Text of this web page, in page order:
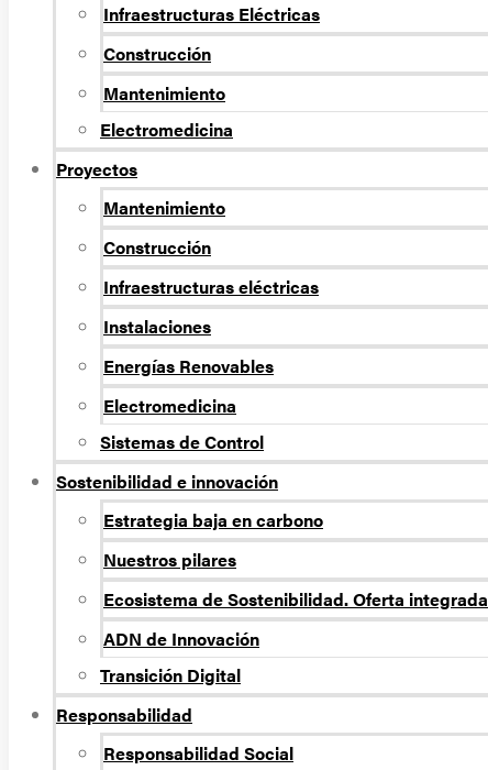
Infraestructuras Eléctricas
Construcción
Mantenimiento
Electromedicina
Proyectos
Mantenimiento
Construcción
Infraestructuras eléctricas
Instalaciones
Energías Renovables
Electromedicina
Sistemas de Control
Sostenibilidad e innovación
Estrategia baja en carbono
Nuestros pilares
Ecosistema de Sostenibilidad. Oferta integrada
ADN de Innovación
Transición Digital
Responsabilidad
Responsabilidad Social